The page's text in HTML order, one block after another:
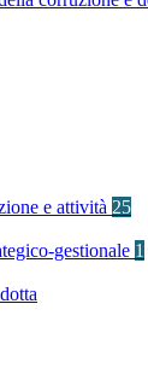
e attività 25
gestionale 1